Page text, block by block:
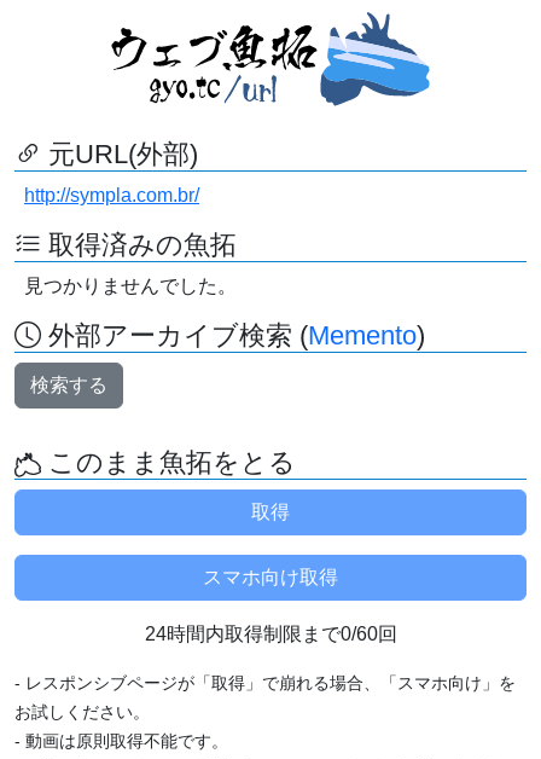
元URL(外部)
http://sympla.com.br/
取得済みの魚拓
見つかりませんでした。
外部アーカイブ検索 (Memento)
検索する
このまま魚拓をとる
24時間内取得制限まで0/60回
- レスポンシブページが「取得」で崩れる場合、「スマホ向け」を
お試しください。
- 動画は原則取得不能です。